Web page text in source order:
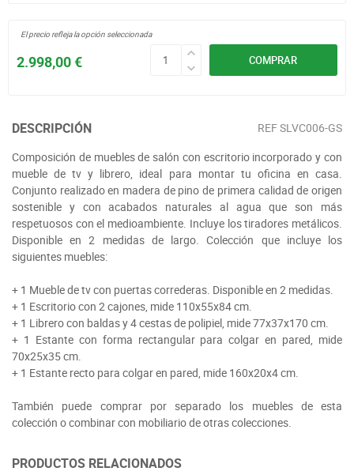
COMPRAR
2.998,00 €
El precio refleja la opción seleccionada
DESCRIPCIÓN REFSLVC006-GS
Composición de muebles de salón con escritorio incorporado y con
mueble de tv y librero, ideal para montar tu oficina en casa.
Conjunto realizado en madera de pino de primera calidad de origen
sostenible y con acabados naturales al agua que son más
respetuosos con el medioambiente. Incluye los tiradores metálicos.
Disponible en 2 medidas de largo. Colección que incluye los
siguientes muebles:
+ 1 Mueble de tv con puertas correderas. Disponible en 2 medidas.
+ 1 Escritorio con 2 cajones, mide 110x55x84 cm.
+ 1 Librero con baldas y 4 cestas de polipiel, mide 77x37x170 cm.
+ 1 Estante con forma rectangular para colgar en pared, mide
70x25x35 cm.
+ 1 Estante recto para colgar en pared, mide 160x20x4 cm.
También puede comprar por separado los muebles de esta
colección o combinar con mobiliario de otras colecciones.
PRODUCTOS RELACIONADOS